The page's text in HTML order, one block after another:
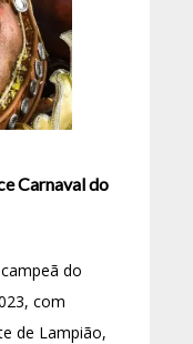
Carnaval do
do
com
de Lampião,